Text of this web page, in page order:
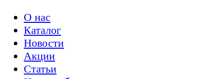
О нас
Каталог
Новости
Акции
Статьи